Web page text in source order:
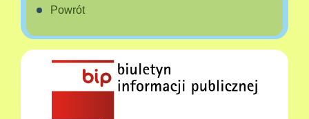
Powrót